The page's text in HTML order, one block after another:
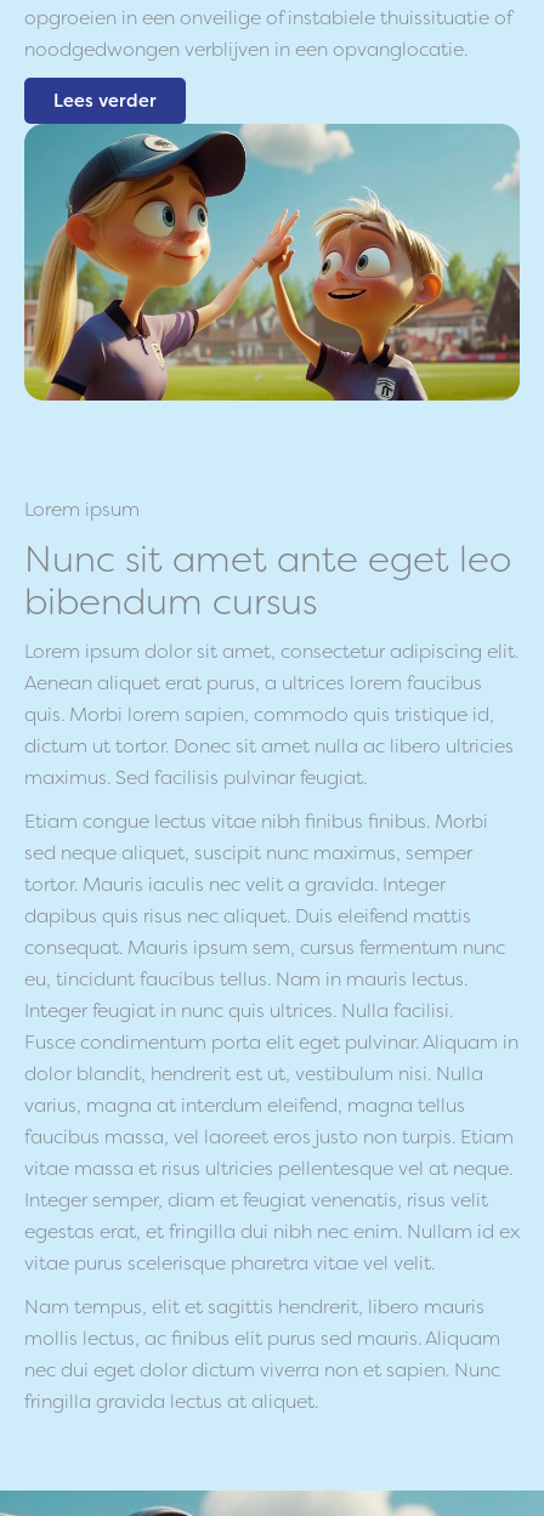
opgroeien in een onveilige of instabiele thuissituatie of
noodgedwongen verblijven in een opvanglocatie.
Lees verder
Lorem ipsum
Nunc sit amet ante eget leo
bibendum cursus
Lorem ipsum dolor sit amet, consectetur adipiscing elit.
Aenean aliquet erat purus, a ultrices lorem faucibus
quis. Morbi lorem sapien, commodo quis tristique id,
dictum ut tortor. Donec sit amet nulla ac libero ultricies
maximus. Sed facilisis pulvinar feugiat.
Etiam congue lectus vitae nibh finibus finibus. Morbi
sed neque aliquet, suscipit nunc maximus, semper
tortor. Mauris iaculis nec velit a gravida. Integer
dapibus quis risus nec aliquet. Duis eleifend mattis
consequat. Mauris ipsum sem, cursus fermentum nunc
eu, tincidunt faucibus tellus. Nam in mauris lectus.
Integer feugiat in nunc quis ultrices. Nulla facilisi.
Fusce condimentum porta elit eget pulvinar. Aliquam in
dolor blandit, hendrerit est ut, vestibulum nisi. Nulla
varius, magna at interdum eleifend, magna tellus
faucibus massa, vel laoreet eros justo non turpis. Etiam
vitae massa et risus ultricies pellentesque vel at neque.
Integer semper, diam et feugiat venenatis, risus velit
egestas erat, et fringilla dui nibh nec enim. Nullam id ex
vitae purus scelerisque pharetra vitae vel velit.
Nam tempus, elit et sagittis hendrerit, libero mauris
mollis lectus, ac finibus elit purus sed mauris. Aliquam
nec dui eget dolor dictum viverra non et sapien. Nunc
fringilla gravida lectus at aliquet.